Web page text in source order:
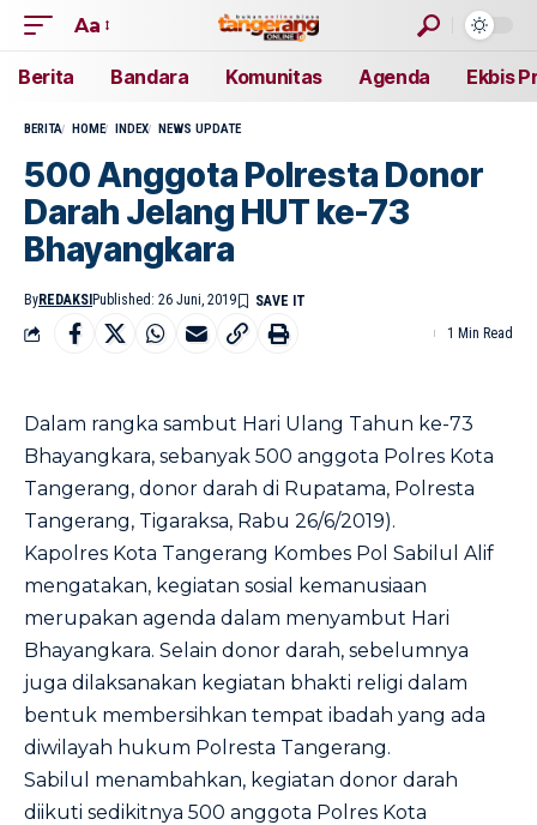
Aa
Berita Bandara Komunitas Agenda Ekbis
BERITA HOME INDEX NEWS UPDATE
500 Anggota Polresta Donor
Darah Jelang HUT ke-73
Bhayangkara
ByREDAKSI Published: 26 Juni, 2019
1 Min Read
Dalam rangka sambut Hari Ulang Tahun ke-73
Bhayangkara, sebanyak 500 anggota Polres Kota
Tangerang, donor darah di Rupatama, Polresta
Tangerang, Tigaraksa, Rabu 26/6/2019).
Kapolres Kota Tangerang Kombes Pol Sabilul Alif
mengatakan, kegiatan sosial kemanusiaan
merupakan agenda dalam menyambut Hari
Bhayangkara. Selain donor darah, sebelumnya
juga dilaksanakan kegiatan bhakti religi dalam
bentuk membersihkan tempat ibadah yang ada
diwilayah hukum Polresta Tangerang.
Sabilul menambahkan, kegiatan donor darah
diikuti sedikitnya 500 anggota Polres Kota